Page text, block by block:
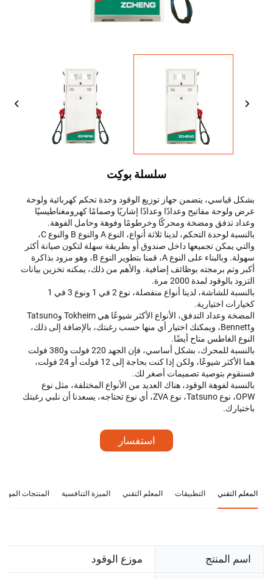
سلسلة بوكِت
بشكل قياسي، يتضمن جهاز توزيع الوقود وحدة تحكم كهربائية ولوحة
عرض ولوحة مفاتيح وعدادًا وعدادًا إشاريًا وصمامًا كهرومغناطيسيًا
وعداد تدفق ومضخة ومحركًا وخرطومًا وفوهة وحامل الفوهة.
بالنسبة لوحدة التحكم، لدينا ثلاثة أنواع، النوع A والنوع B والنوع C،
والتي يمكن تجميعها داخل صندوق أو بطريقة سهلة لتكون صيانة أكثر
سهولة. وبالبناء على النوع A، قمنا بتطوير النوع B، وهو مزود بذاكرة
أكبر وتم برمجته بوظائف إضافية. والأهم من ذلك، يمكنه تخزين بيانات
التزود بالوقود لمدة 2000 مرة.
بالنسبة للشاشة، لدينا أنواع منفصلة، نوع 2 في 1 ونوع 3 في 1
كخيارات اختيارية.
المضخة وعداد التدفق، الأنواع الأكثر شيوعًا هي Tokheim وTatsuno
وBennett، ويمكنك اختيار أي منها حسب رغبتك، بالإضافة إلى ذلك،
النوع الغاطس متاح أيضًا.
بالنسبة للمحرك، بشكل أساسي، فإن الجهد 220 فولت و380 فولت
هما الأكثر شيوعًا، ولكن إذا كنت بحاجة إلى 12 فولت أو 24 فولت،
فسنقوم بتوصية تصميمات أصغر لك.
بالنسبة لفوهة الوقود، هناك العديد من الأنواع المختلفة، مثل نوع
OPW، نوع Tatsuno، نوع ZVA، أي نوع تحتاجه، يسعدنا أن نلبي رغبتك
باختيارك.
استفسار
المعلم التقني التطبيقات المعلم التقني الميزة التنافسية المنتجات
اسم المنتج موزع الوقود